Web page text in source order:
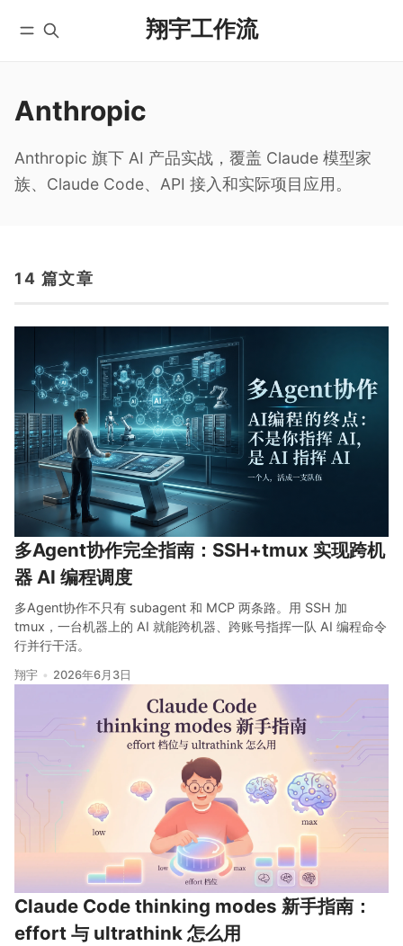
翔宇工作流
首页
实战教程
入门教程
国际版 BMC
关于
微信公众号
X/Twitter
关注
Anthropic
Anthropic 旗下 AI 产品实战，覆盖 Claude 模型家
族、Claude Code、API 接入和实际项目应用。
14 篇文章
多Agent协作完全指南：SSH+tmux 实现跨机
器 AI 编程调度
多Agent协作不只有 subagent 和 MCP 两条路。用 SSH 加
tmux，一台机器上的 AI 就能跨机器、跨账号指挥一队 AI 编程命令
行并行干活。
翔宇 2026年6月3日
Claude Code thinking modes 新手指南：
effort 与 ultrathink 怎么用